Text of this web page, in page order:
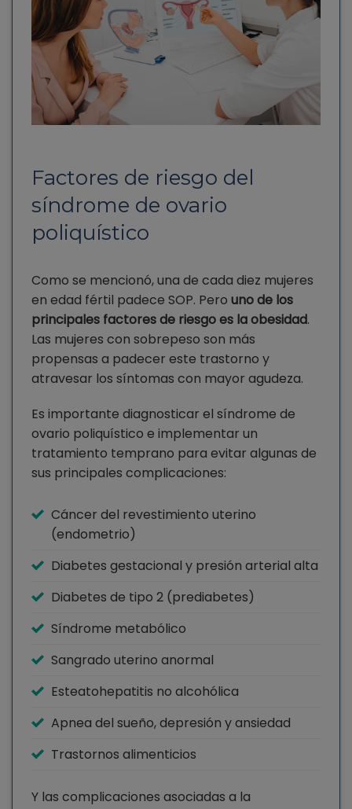
Factores de riesgo del
síndrome de ovario
poliquístico
Como se mencionó, una de cada diez mujeres
en edad fértil padece SOP. Pero uno de los
principales factores de riesgo es la obesidad.
Las mujeres con sobrepeso son más
propensas a padecer este trastorno y
atravesar los síntomas con mayor agudeza.
Es importante diagnosticar el síndrome de
ovario poliquístico e implementar un
tratamiento temprano para evitar algunas de
sus principales complicaciones:
Cáncer del revestimiento uterino
(endometrio)
Diabetes gestacional y presión arterial alta
Diabetes de tipo 2 (prediabetes)
Síndrome metabólico
Sangrado uterino anormal
Esteatohepatitis no alcohólica
Apnea del sueño, depresión y ansiedad
Trastornos alimenticios
Y las complicaciones asociadas a la